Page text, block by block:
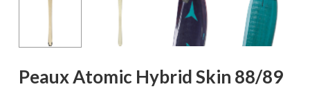
Peaux Atomic Hybrid Skin 88/89